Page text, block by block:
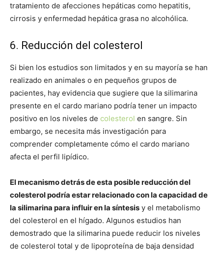
tratamiento de afecciones hepáticas como hepatitis,
cirrosis y enfermedad hepática grasa no alcohólica.
6. Reducción del colesterol
Si bien los estudios son limitados y en su mayoría se han
realizado en animales o en pequeños grupos de
pacientes, hay evidencia que sugiere que la silimarina
presente en el cardo mariano podría tener un impacto
positivo en los niveles de colesterol en sangre. Sin
embargo, se necesita más investigación para
comprender completamente cómo el cardo mariano
afecta el perfil lipídico.
El mecanismo detrás de esta posible reducción del
colesterol podría estar relacionado con la capacidad de
la silimarina para influir en la síntesis y el metabolismo
del colesterol en el hígado. Algunos estudios han
demostrado que la silimarina puede reducir los niveles
de colesterol total y de lipoproteína de baja densidad